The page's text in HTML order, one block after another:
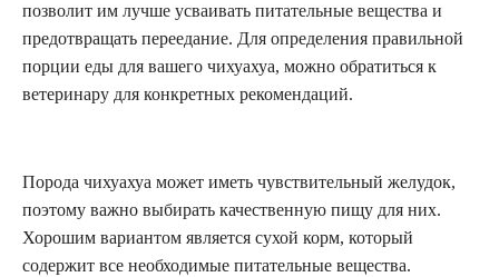
позволит им лучше усваивать питательные вещества и
предотвращать переедание. Для определения правильной
порции еды для вашего чихуахуа, можно обратиться к
ветеринару для конкретных рекомендаций.
Порода чихуахуа может иметь чувствительный желудок,
поэтому важно выбирать качественную пищу для них.
Хорошим вариантом является сухой корм, который
содержит все необходимые питательные вещества.